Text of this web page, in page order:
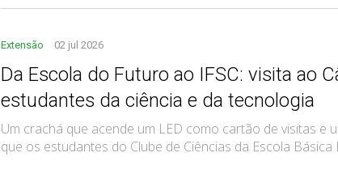
Extensão 02 jul 2026
Da Escola do Futuro ao IFSC: visita ao
estudantes da ciência e da tecnologia
Um crachá que acende um LED como cartão de visitas e
que os estudantes do Clube de Ciências da Escola Básica